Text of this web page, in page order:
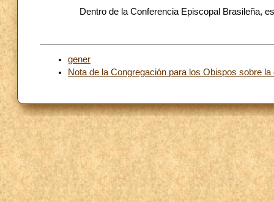
Dentro de la Conferencia Episcopal Brasileña, es
gener
Nota de la Congregación para los Obispos sobre